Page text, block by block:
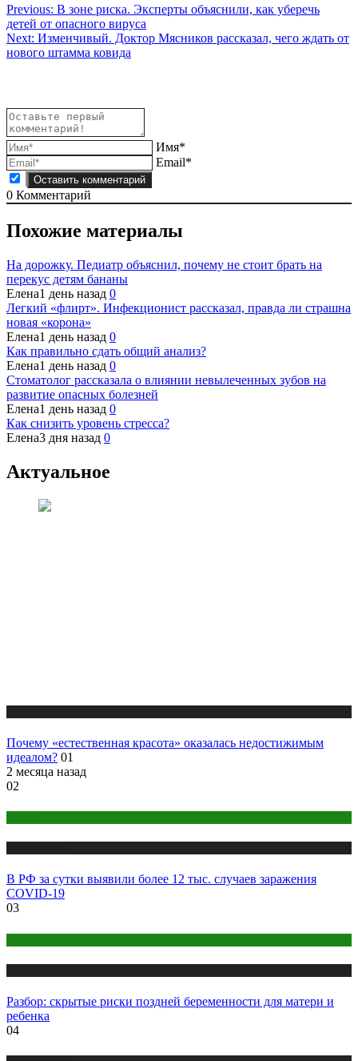
Навигация
по
записям
Previous: В зоне риска. Эксперты объяснили, как уберечь
детей от опасного вируса
Next: Изменчивый. Доктор Мясников рассказал, чего ждать от
нового штамма ковида
Имя*
Email*
0 Комментарий
Похожие материалы
На дорожку. Педиатр объяснил, почему не стоит брать на
перекус детям бананы
Елена1 день назад 0
Легкий «флирт». Инфекционист рассказал, правда ли страшна
новая «корона»
Елена1 день назад 0
Как правильно сдать общий анализ?
Елена1 день назад 0
Стоматолог рассказала о влиянии невылеченных зубов на
развитие опасных болезней
Елена1 день назад 0
Как снизить уровень стресса?
Елена3 дня назад 0
Актуальное
Почему «естественная красота» оказалась недостижимым
идеалом? 01
2 месяца назад
02
В РФ за сутки выявили более 12 тыс. случаев заражения
COVID-19
03
Разбор: скрытые риски поздней беременности для матери и
ребенка
04